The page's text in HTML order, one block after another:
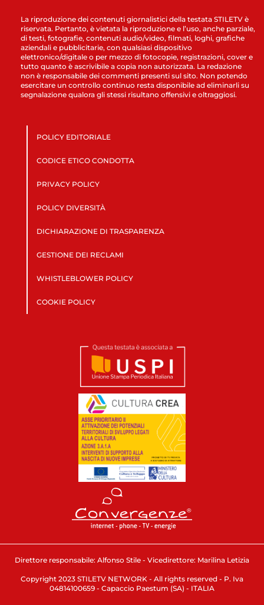
La riproduzione dei contenuti giornalistici della testata STILETV è
riservata. Pertanto, è vietata la riproduzione e l’uso, anche parziale,
di testi, fotografie, contenuti audio/video, filmati, loghi, grafiche
aziendali e pubblicitarie, con qualsiasi dispositivo
elettronico/digitale o per mezzo di fotocopie, registrazioni, cover e
tutto quanto è ascrivibile a copia non autorizzata. La redazione
non è responsabile dei commenti presenti sul sito. Non potendo
esercitare un controllo continuo resta disponibile ad eliminarli su
segnalazione qualora gli stessi risultano offensivi e oltraggiosi.
POLICY EDITORIALE
CODICE ETICO CONDOTTA
PRIVACY POLICY
POLICY DIVERSITÀ
DICHIARAZIONE DI TRASPARENZA
GESTIONE DEI RECLAMI
WHISTLEBLOWER POLICY
COOKIE POLICY
Direttore responsabile: Alfonso Stile - Vicedirettore: Marilina Letizia
Copyright 2023 STILETV NETWORK - All rights reserved - P. Iva
04814100659 - Capaccio Paestum (SA) - ITALIA